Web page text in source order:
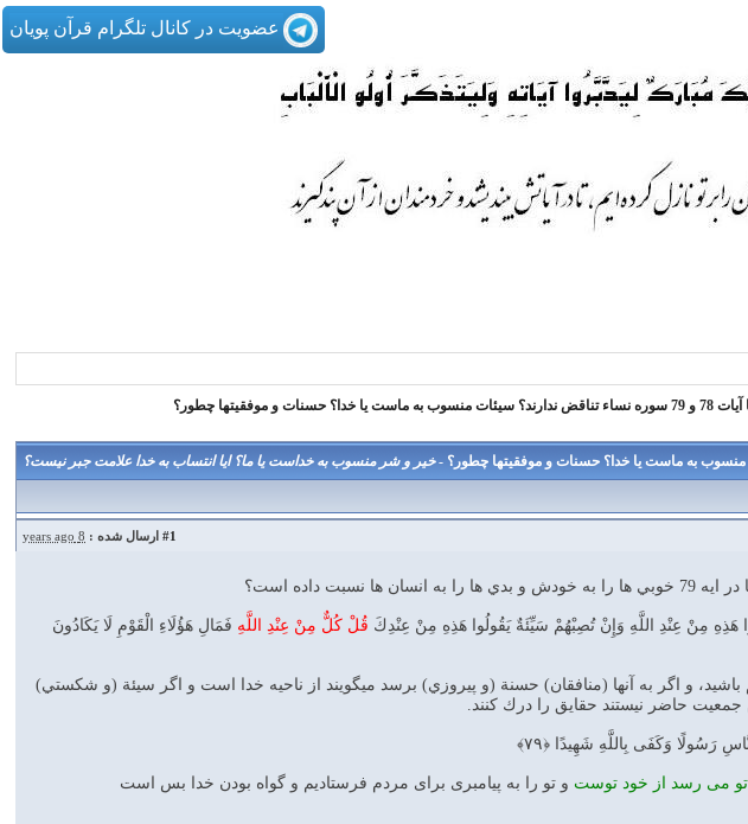
عضویت در کانال تلگرام قرآن پویان
نساء تناقض ندارند؟ سيئات منسوب به ماست يا خدا؟ حسنات و موفقيتها چطور؟
خير و شر منسوب به خداست يا ما؟ ايا انتساب به خدا علامت جبر نيست؟
#1 ارسال شده : 8 years ago
هَذِهِ مِنْ عِنْدِ اللَّهِ وَإِنْ تُصِبْهُمْ سَيِّئَةٌ يَقُولُوا هَذِهِ مِنْ عِنْدِكَ قُلْ كُلٌّ مِنْ عِنْدِ اللَّهِ فَمَالِ هَؤُلَاءِ الْقَوْمِ لَا يَكَادُونَ
و اگر به آنها (منافقان) حسنة (و پيروزي) برسد مي‏گويند از ناحيه خدا است و اگر سيئة (و شكستي)
حاضر نيستند حقايق را درك كنند.
رَسُولًا وَكَفَى بِاللَّهِ شَهِيدًا ﴿۷۹﴾
تو مى ‏رسد از خود توست و تو را به پيامبرى براى مردم فرستاديم و گواه بودن خدا بس است